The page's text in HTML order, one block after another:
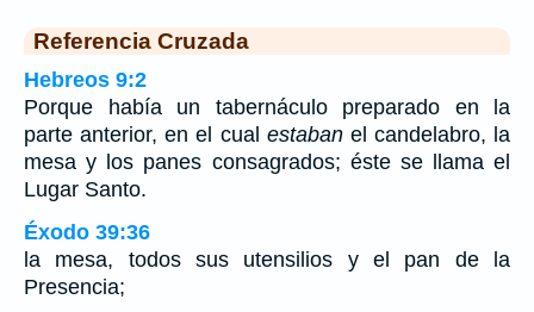
Referencia Cruzada
Hebreos 9:2
Porque había un tabernáculo preparado en la
parte anterior, en el cual estabanel candelabro, la
mesa y los panes consagrados; éste se llama el
Lugar Santo.
Éxodo 39:36
la mesa, todos sus utensilios y el pan de la
Presencia;